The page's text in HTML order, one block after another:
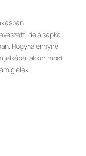
de a sapka
Hogyha ennyire
jelképe, akkor most
élek.